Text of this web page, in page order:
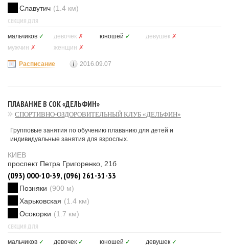
Славутич (1.4 км)
СЕКЦИЯ ДЛЯ
мальчиков ✓ девочек ✗ юношей ✓ девушек ✗
мужчин ✗ женщин ✗
Расписание 2016.09.07
ПЛАВАНИЕ В СОК «ДЕЛЬФИН»
СПОРТИВНО-ОЗДОРОВИТЕЛЬНЫЙ КЛУБ «ДЕЛЬФИН»
Групповые занятия по обучению плаванию для детей и
индивидуальные занятия для взрослых.
КИЕВ
проспект Петра Григоренко, 21б
(093) 000-10-39, (096) 261-31-33
Позняки (900 м)
Харьковская (1.4 км)
Осокорки (1.7 км)
СЕКЦИЯ ДЛЯ
мальчиков ✓ девочек ✓ юношей ✓ девушек ✓